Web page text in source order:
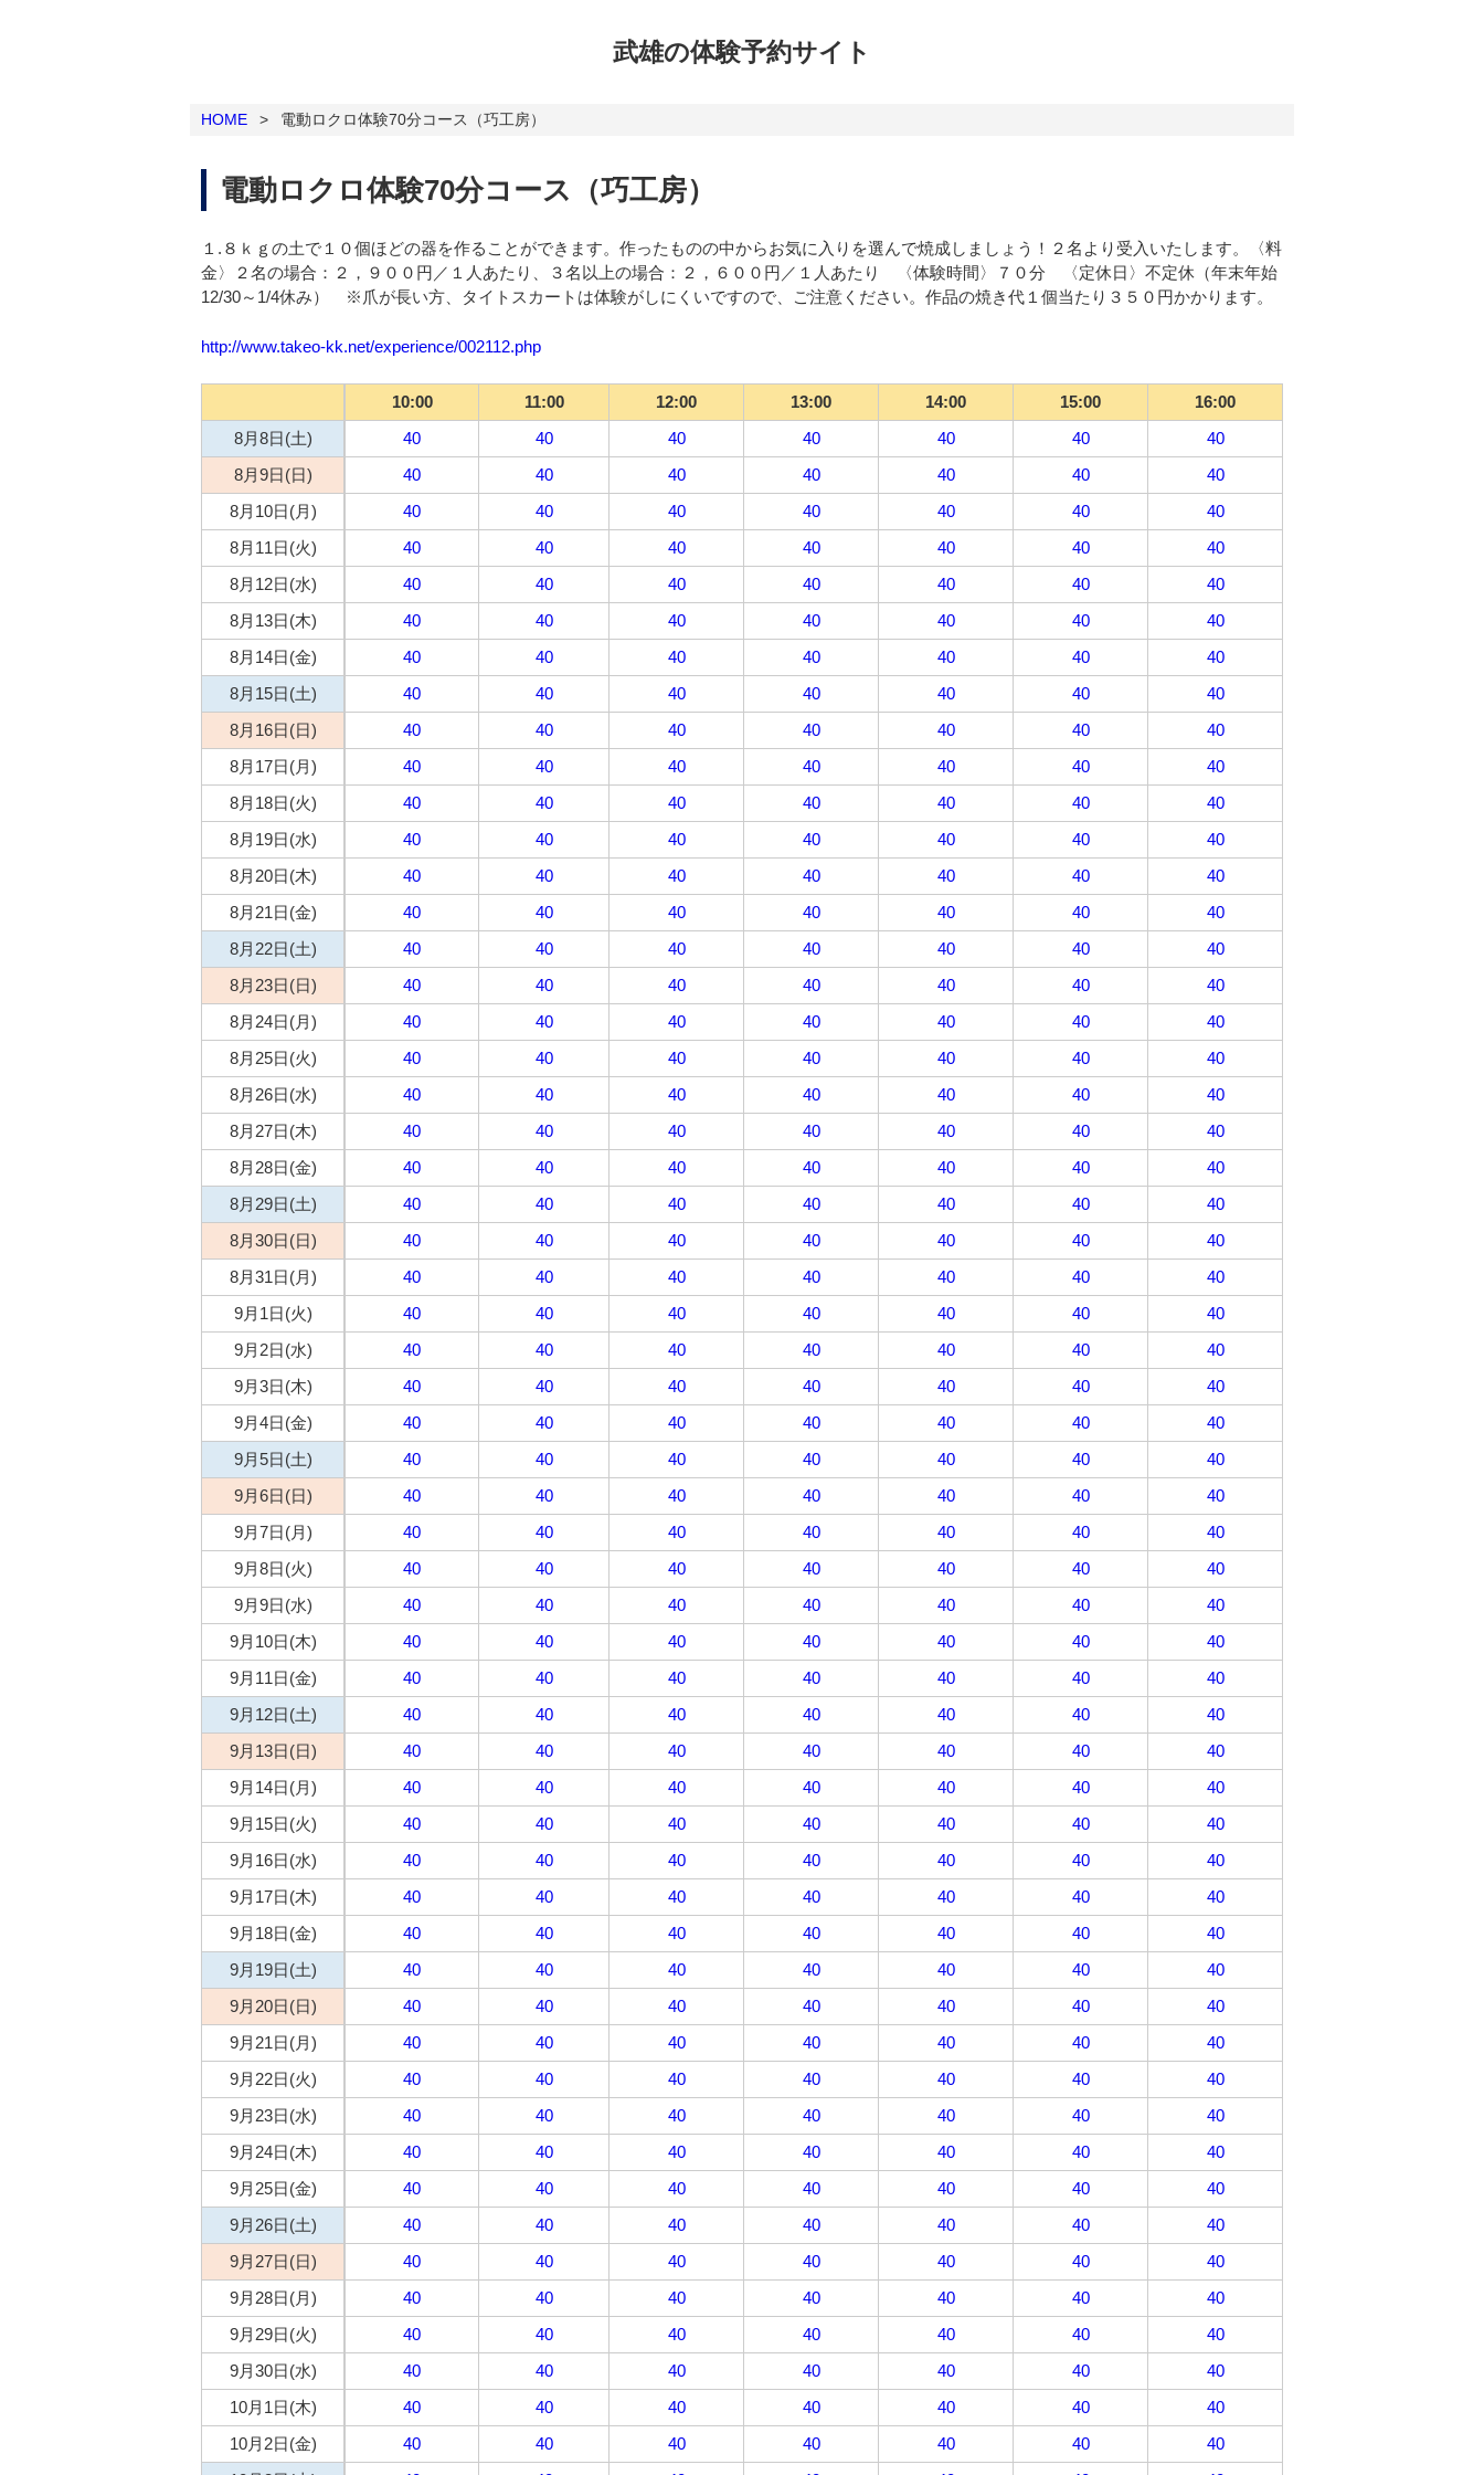
武雄の体験予約サイト
HOME > 電動ロクロ体験70分コース（巧工房）
電動ロクロ体験70分コース（巧工房）
１.８ｋｇの土で１０個ほどの器を作ることができます。作ったものの中からお気に入りを選んで焼成しましょう！２名より受入いたします。〈料
金〉２名の場合：２，９００円／１人あたり、３名以上の場合：２，６００円／１人あたり 〈体験時間〉７０分 〈定休日〉不定休（年末年始
12/30～1/4休み） ※爪が長い方、タイトスカートは体験がしにくいですので、ご注意ください。作品の焼き代１個当たり３５０円かかります。
http://www.takeo-kk.net/experience/002112.php
8月8日(土)
8月9日(日)
8月10日(月)
8月11日(火)
8月12日(水)
8月13日(木)
8月14日(金)
8月15日(土)
8月16日(日)
8月17日(月)
8月18日(火)
8月19日(水)
8月20日(木)
8月21日(金)
8月22日(土)
8月23日(日)
8月24日(月)
8月25日(火)
8月26日(水)
8月27日(木)
8月28日(金)
8月29日(土)
8月30日(日)
8月31日(月)
9月1日(火)
9月2日(水)
9月3日(木)
9月4日(金)
9月5日(土)
9月6日(日)
9月7日(月)
9月8日(火)
9月9日(水)
9月10日(木)
9月11日(金)
9月12日(土)
9月13日(日)
9月14日(月)
9月15日(火)
9月16日(水)
9月17日(木)
9月18日(金)
9月19日(土)
9月20日(日)
9月21日(月)
9月22日(火)
9月23日(水)
9月24日(木)
9月25日(金)
9月26日(土)
9月27日(日)
9月28日(月)
9月29日(火)
9月30日(水)
10月1日(木)
10月2日(金)
10:00 11:00 12:00 13:00 14:00 15:00
16:00
40
40 40 40 40 40
40
40
40 40 40 40 40
40
40
40 40 40 40 40
40
40
40 40 40 40 40
40
40
40 40 40 40 40
40
40
40 40 40 40 40
40
40
40 40 40 40 40
40
40
40 40 40 40 40
40
40
40 40 40 40 40
40
40
40 40 40 40 40
40
40
40 40 40 40 40
40
40
40 40 40 40 40
40
40
40 40 40 40 40
40
40
40 40 40 40 40
40
40
40 40 40 40 40
40
40
40 40 40 40 40
40
40
40 40 40 40 40
40
40
40 40 40 40 40
40
40
40 40 40 40 40
40
40
40 40 40 40 40
40
40
40 40 40 40 40
40
40
40 40 40 40 40
40
40
40 40 40 40 40
40
40
40 40 40 40 40
40
40
40 40 40 40 40
40
40
40 40 40 40 40
40
40
40 40 40 40 40
40
40
40 40 40 40 40
40
40
40 40 40 40 40
40
40
40 40 40 40 40
40
40
40 40 40 40 40
40
40
40 40 40 40 40
40
40
40 40 40 40 40
40
40
40 40 40 40 40
40
40
40 40 40 40 40
40
40
40 40 40 40 40
40
40
40 40 40 40 40
40
40
40 40 40 40 40
40
40
40 40 40 40 40
40
40
40 40 40 40 40
40
40
40 40 40 40 40
40
40
40 40 40 40 40
40
40
40 40 40 40 40
40
40
40 40 40 40 40
40
40
40 40 40 40 40
40
40
40 40 40 40 40
40
40
40 40 40 40 40
40
40
40 40 40 40 40
40
40
40 40 40 40 40
40
40
40 40 40 40 40
40
40
40 40 40 40 40
40
40
40 40 40 40 40
40
40
40 40 40 40 40
40
40
40 40 40 40 40
40
40
40 40 40 40 40
40
40
40 40 40 40 40
40